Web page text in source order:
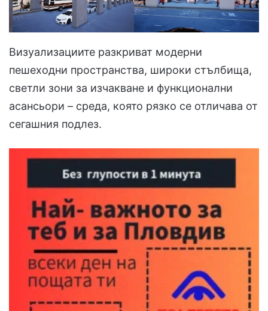
Визуализациите разкриват модерни
пешеходни пространства, широки стълбища,
светли зони за изчакване и функционални
асансьори – среда, която рязко се отличава от
сегашния подлез.